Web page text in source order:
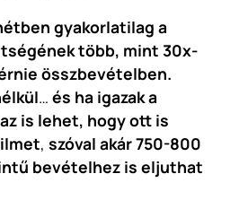
gyakorlatilag a
több, mint 30x-
összbevételben.
… és ha igazak a
is lehet, hogy ott is
, szóval akár 750-800
bevételhez is eljuthat